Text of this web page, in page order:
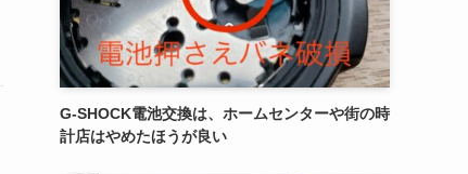
G-SHOCK電池交換は、ホームセンターや街の時
計店はやめたほうが良い